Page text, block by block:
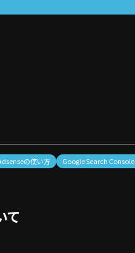
の使い方 Google Search
て